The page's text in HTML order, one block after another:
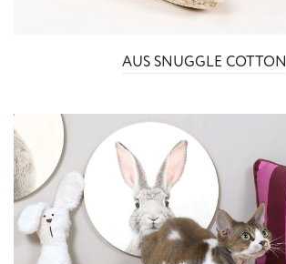
AUS SNUGGLE COTTON